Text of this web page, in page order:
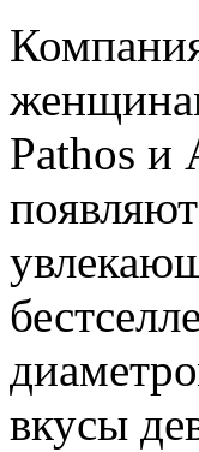
Pathos и
вкусы